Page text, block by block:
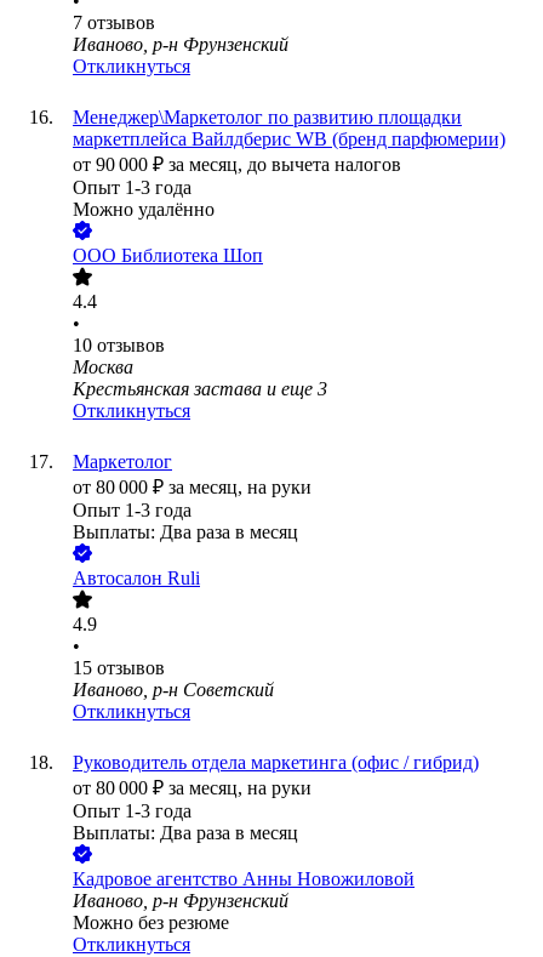
7 отзывов
Иваново, р-н Фрунзенский
Откликнуться
Менеджер\Маркетолог по развитию площадки
маркетплейса Вайлдберис WB (бренд парфюмерии)
от 90 000 ₽ за месяц, до вычета налогов
Опыт 1-3 года
Можно удалённо
ООО Библиотека Шоп
4.4
•
10 отзывов
Москва
Крестьянская застава и еще 3
Откликнуться
Маркетолог
от 80 000 ₽ за месяц, на руки
Опыт 1-3 года
Выплаты: Два раза в месяц
Автосалон Ruli
4.9
•
15 отзывов
Иваново, р-н Советский
Откликнуться
Руководитель отдела маркетинга (офис / гибрид)
от 80 000 ₽ за месяц, на руки
Опыт 1-3 года
Выплаты: Два раза в месяц
Кадровое агентство Анны Новожиловой
Иваново, р-н Фрунзенский
Можно без резюме
Откликнуться